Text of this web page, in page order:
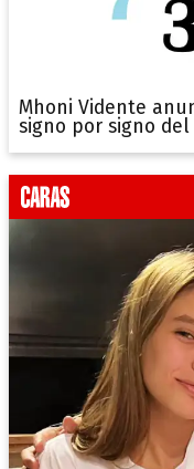
Mhoni Vidente
signo por signo del